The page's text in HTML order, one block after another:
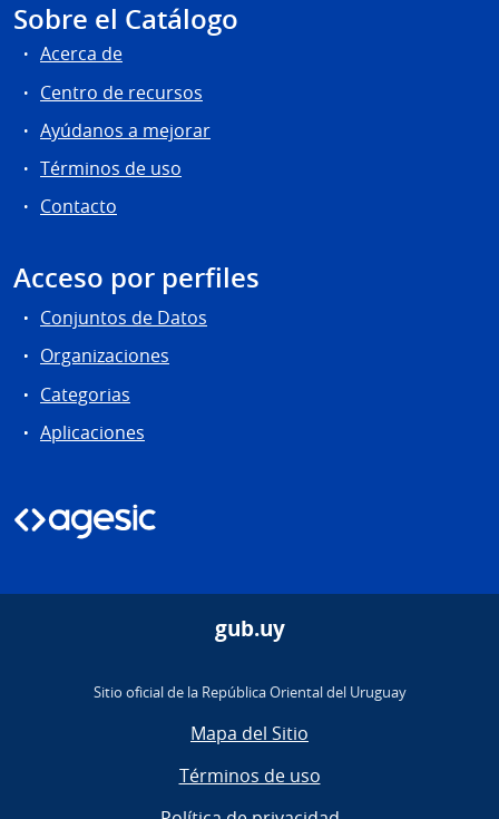
Sobre el Catálogo
Acerca de
Centro de recursos
Ayúdanos a mejorar
Términos de uso
Contacto
Acceso por perfiles
Conjuntos de Datos
Organizaciones
Categorias
Aplicaciones
gub.uy
Sitio oficial de la República Oriental del Uruguay
Mapa del Sitio
Términos de uso